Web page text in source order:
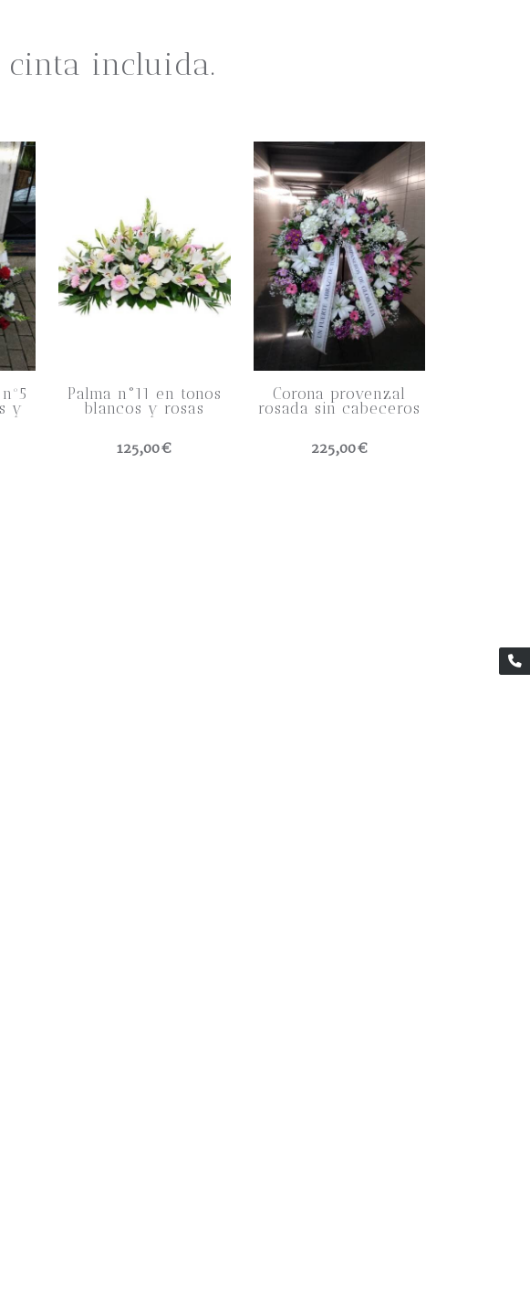
cinta incluida.
y
Palma n°11 en tonos
blancos y rosas
125,00 €
Corona provenzal
rosada sin cabeceros
225,00 €